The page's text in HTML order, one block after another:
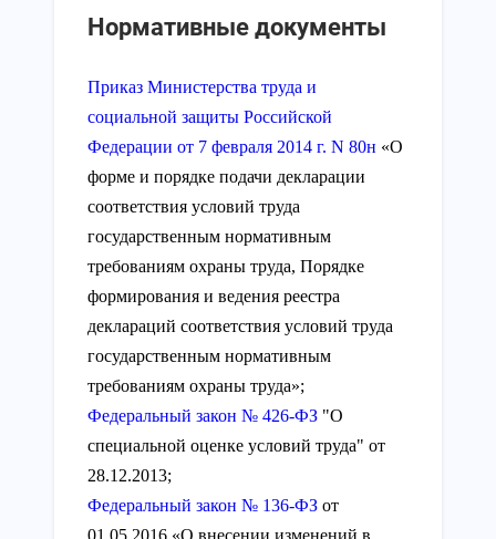
Нормативные документы
Приказ Министерства труда и
социальной защиты Российской
Федерации от 7 февраля 2014 г. N 80н «О
форме и порядке подачи декларации
соответствия условий труда
государственным нормативным
требованиям охраны труда, Порядке
формирования и ведения реестра
деклараций соответствия условий труда
государственным нормативным
требованиям охраны труда»;
Федеральный закон № 426-ФЗ "О
специальной оценке условий труда" от
28.12.2013;
Федеральный закон № 136-ФЗ от
01.05.2016 «О внесении изменений в